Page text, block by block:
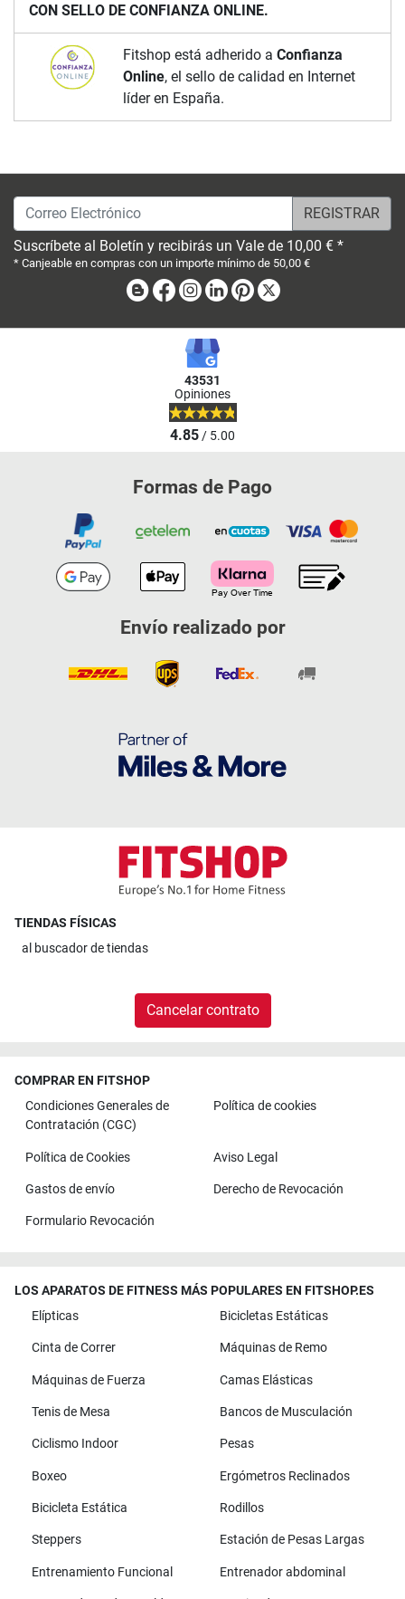
CON SELLO DE CONFIANZA ONLINE.
Fitshop está adherido a Confianza
Online, el sello de calidad en Internet
líder en España.
Correo Electrónico
Suscríbete al Boletín y recibirás un Vale de 10,00 € *
* Canjeable en compras con un importe mínimo de 50,00 €
BlogFacebook
Instagram
LinkedinPinterest
43531
Opiniones
4.85/ 5.00
Formas de Pago
Envío realizado por
TIENDAS FÍSICAS
al buscador de tiendas
Cancelar contrato
COMPRAR EN FITSHOP
Condiciones Generales de
Contratación (CGC)
Política de cookies
Política de Cookies Aviso Legal
Gastos de envío Derecho de Revocación
Formulario Revocación
LOS APARATOS DE FITNESS MÁS POPULARES EN FITSHOP.ES
Elípticas
Bicicletas Estáticas
Cinta de Correr Máquinas de Remo
Máquinas de Fuerza Camas Elásticas
Tenis de Mesa Bancos de Musculación
Ciclismo Indoor Pesas
Boxeo Ergómetros Reclinados
Bicicleta Estática Rodillos
Steppers Estación de Pesas Largas
Entrenamiento Funcional Entrenador abdominal